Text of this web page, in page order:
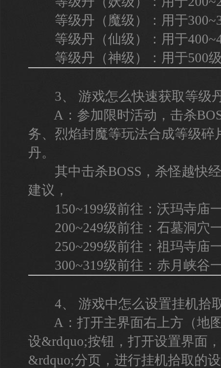
等级丹（魔级）：用于
等级丹（仙级）：用于
等级丹（神级）：用于500级
3、 游戏怎么快速获取等级
A：参加限时活动，击杀
务、烈焰封魔等玩法合成等级碎
丹。
其中击杀BOSS，杀怪越快经
建议，
150~199级前往：沃玛寺庙
200~249级前往：石墓洞穴
250~299级前往：祖玛寺庙
300~319级前往：赤月峡谷
4、 游戏中怎么设置挂机拾
A：打开主界面右上方（地
设&rdquo;按钮，打开设置界面
&rdquo;分页，进行挂机拾取的